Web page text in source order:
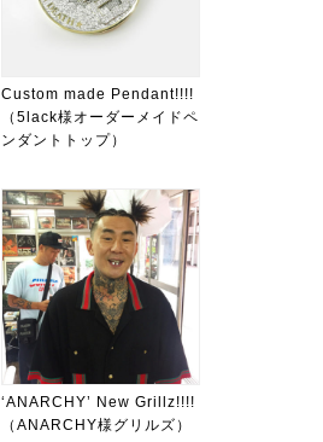
Custom made Pendant!!!!
（5lack様オーダーメイドペ
ンダントトップ）
‘ANARCHY’ New Grillz!!!!
（ANARCHY様グリルズ）